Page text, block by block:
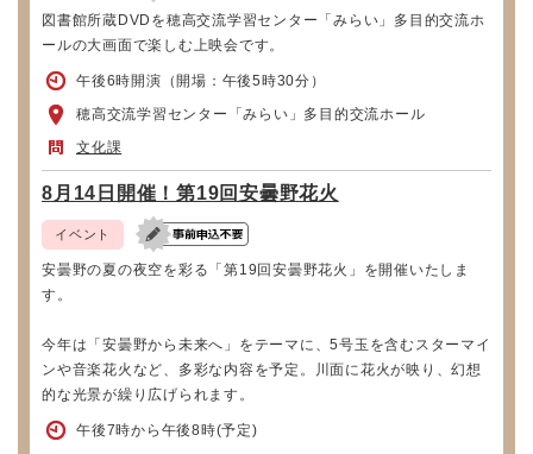
図書館所蔵DVDを穂高交流学習センター「みらい」多目的交流ホ
ールの大画面で楽しむ上映会です。
午後6時開演（開場：午後5時30分）
穂高交流学習センター「みらい」多目的交流ホール
文化課
8月14日開催！第19回安曇野花火
イベント
安曇野の夏の夜空を彩る「第19回安曇野花火」を開催いたしま
す。
今年は「安曇野から未来へ」をテーマに、5号玉を含むスターマイ
ンや音楽花火など、多彩な内容を予定。川面に花火が映り、幻想
的な光景が繰り広げられます。
午後7時から午後8時(予定)